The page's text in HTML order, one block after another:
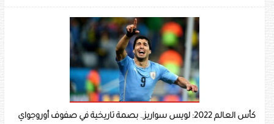
كأس العالم 2022: لويس سواريز.. بصمة تاريخية في صفوف أوروجواي